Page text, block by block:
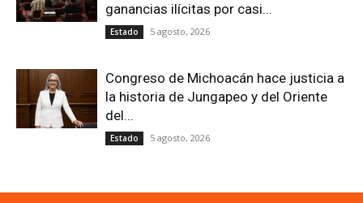
ganancias ilícitas por casi...
Estado 5 agosto, 2026
Congreso de Michoacán hace justicia a
la historia de Jungapeo y del Oriente
del...
Estado 5 agosto, 2026